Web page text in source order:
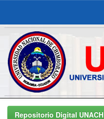
Skip
navigationRepositorio Digital UNACH